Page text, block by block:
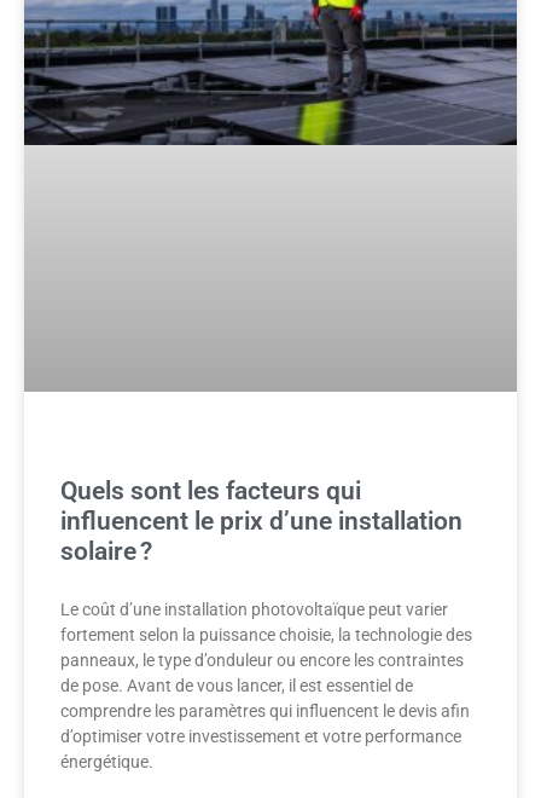
Quels sont les facteurs qui
influencent le prix d’une installation
solaire ?
Le coût d’une installation photovoltaïque peut varier
fortement selon la puissance choisie, la technologie des
panneaux, le type d’onduleur ou encore les contraintes
de pose. Avant de vous lancer, il est essentiel de
comprendre les paramètres qui influencent le devis afin
d’optimiser votre investissement et votre performance
énergétique.